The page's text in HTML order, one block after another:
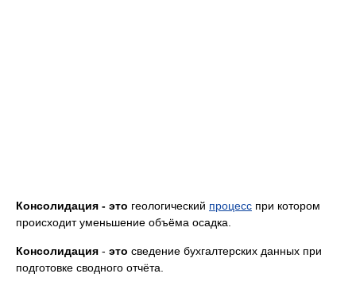
Консолидация - это геологический процесс при котором
происходит уменьшение объёма осадка.
Консолидация - это сведение бухгалтерских данных при
подготовке сводного отчёта.